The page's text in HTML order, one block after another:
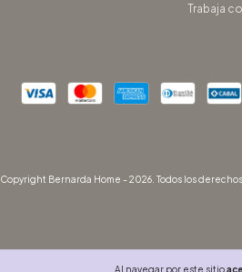
Al navegar por este sitio
Trabaja
Copyright Bernarda Home - 2026. Todos los